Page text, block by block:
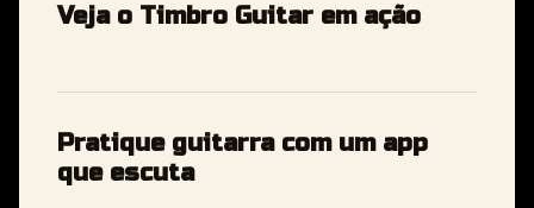
Veja o Timbro Guitar em ação
Pratique guitarra com um app
que escuta